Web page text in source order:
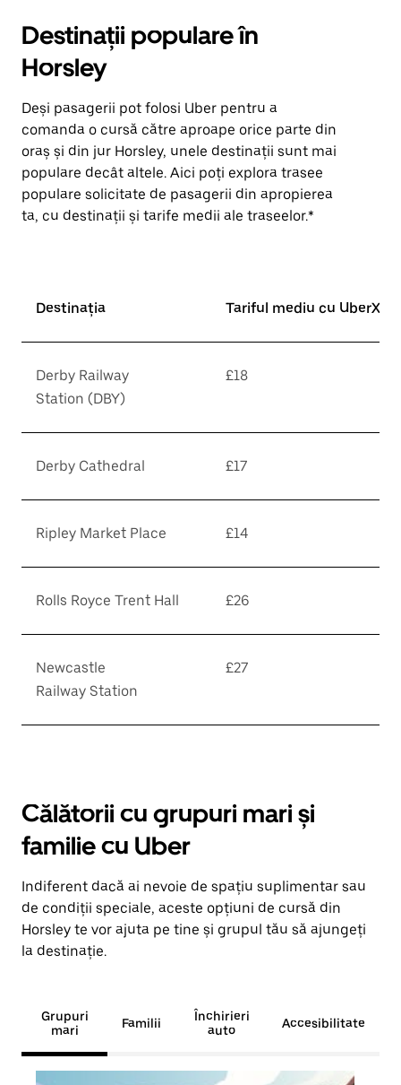
Destinații populare în
Horsley
Deși pasagerii pot folosi Uber pentru a
comanda o cursă către aproape orice parte din
oraș și din jur Horsley, unele destinații sunt mai
populare decât altele. Aici poți explora trasee
populare solicitate de pasagerii din apropierea
ta, cu destinații și tarife medii ale traseelor.*
Destinația Tariful mediu cu UberX*
Derby Railway
Station (DBY)
£18
Derby Cathedral £17
Ripley Market Place £14
Rolls Royce Trent Hall £26
Newcastle
Railway Station
£27
Călătorii cu grupuri mari și
familie cu Uber
Indiferent dacă ai nevoie de spațiu suplimentar sau
de condiții speciale, aceste opțiuni de cursă din
Horsley te vor ajuta pe tine și grupul tău să ajungeți
la destinație.
Grupuri
mari
Familii
Închirieri
auto
Accesibilitate